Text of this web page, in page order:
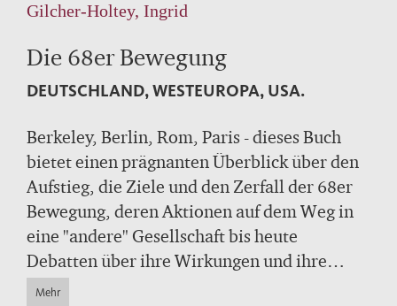
Gilcher-Holtey, Ingrid
Die 68er Bewegung
DEUTSCHLAND, WESTEUROPA, USA.
Berkeley, Berlin, Rom, Paris - dieses Buch
bietet einen prägnanten Überblick über den
Aufstieg, die Ziele und den Zerfall der 68er
Bewegung, deren Aktionen auf dem Weg in
eine "andere" Gesellschaft bis heute
Debatten über ihre Wirkungen und ihre
historische Rolle provozieren.
Mehr